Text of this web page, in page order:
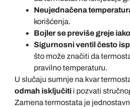
Neujednačena
korišćenja.
Bojler se previše greje
Sigurnosni ventil često
što može značiti da
pravilno temperaturu.
U slučaju sumnje na kvar
odmah isključiti i pozvati
Zamena termostata je